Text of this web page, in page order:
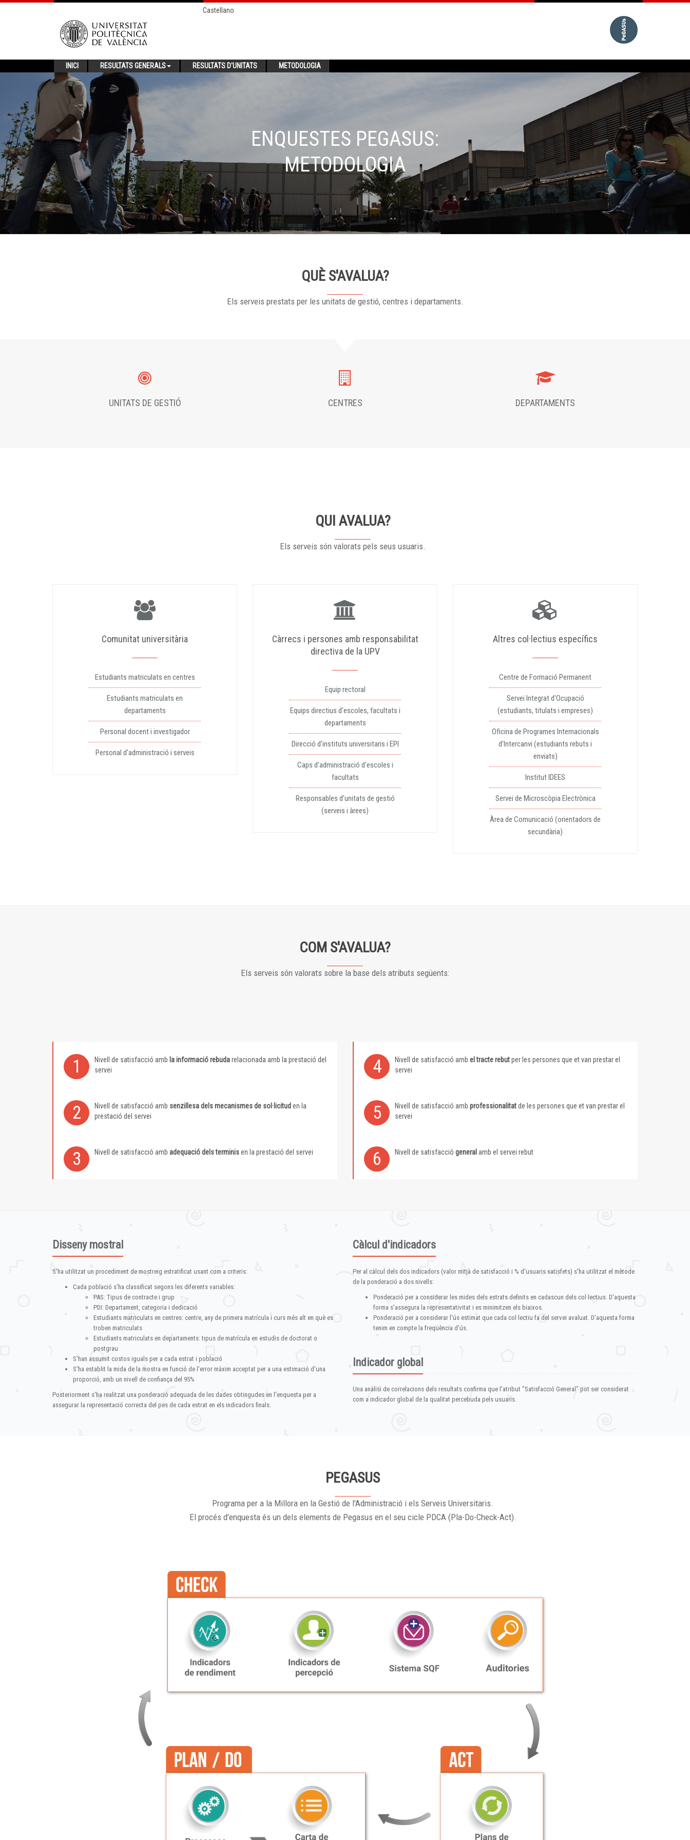
Castellano
INICI RESULTATS GENERALS RESULTATS D'UNITATS METODOLOGIA
ENQUESTES PEGASUS:
METODOLOGIA
QUÈ S'AVALUA?
Els serveis prestats per les unitats de gestió, centres i departaments.
UNITATS DE GESTIÓ CENTRES DEPARTAMENTS
QUI AVALUA?
Els serveis són valorats pels seus usuaris.
Comunitat universitària
Estudiants matriculats en centres
Estudiants matriculats en
departaments
Personal docent i investigador
Personal d'administració i serveis
Càrrecs i persones amb responsabilitat
directiva de la UPV
Equip rectoral
Equips directius d'escoles, facultats i
departaments
Direcció d'instituts universitaris i EPI
Caps d'administració d'escoles i
facultats
Responsables d'unitats de gestió
(serveis i àrees)
Altres col·lectius específics
Centre de Formació Permanent
Servei Integrat d'Ocupació
(estudiants, titulats i empreses)
Oficina de Programes Internacionals
d'Intercanvi (estudiants rebuts i
enviats)
Institut IDEES
Servei de Microscòpia Electrònica
Àrea de Comunicació (orientadors de
secundària)
COM S'AVALUA?
Els serveis són valorats sobre la base dels atributs següents:
1 Nivell de satisfacció amb la informació rebudarelacionada amb la prestació del
servei
4 Nivell de satisfacció amb el tracte rebutper les persones que et van prestar el
servei
2 Nivell de satisfacció amb senzillesa dels mecanismes de sol·licitud en la
prestació del servei
5 Nivell de satisfacció amb professionalitatde les persones que et van prestar el
servei
3 Nivell de satisfacció amb adequació dels terminisen la prestació del servei 6 Nivell de satisfacció general amb el servei rebut
Disseny mostral
S'ha utilitzat un procediment de mostreig estratificat usant com a criteris:
Cada població s'ha classificat segons les diferents variables:
PAS: Tipus de contracte i grup
PDI: Departament, categoria i dedicació
Estudiants matriculats en centres: centre, any de primera matrícula i curs més alt en què es
troben matriculats
Estudiants matriculats en departaments: tipus de matrícula en estudis de doctorat o
postgrau
S'han assumit costos iguals per a cada estrat i població
S'ha establit la mida de la mostra en funció de l'error màxim acceptat per a una estimació d'una
proporció, amb un nivell de confiança del 95%
Posteriorment s'ha realitzat una ponderació adequada de les dades obtingudes en l'enquesta per a
assegurar la representació correcta del pes de cada estrat en els indicadors finals.
Càlcul d'indicadors
Per al càlcul dels dos indicadors (valor mitjà de satisfacció i % d'usuaris satisfets) s'ha utilitzat el mètode
de la ponderació a dos nivells:
Ponderació per a considerar les mides dels estrats definits en cadascun dels col·lectius. D'aquesta
forma s'assegura la representativitat i es minimitzen els biaixos.
Ponderació per a considerar l'ús estimat que cada col·lectiu fa del servei avaluat. D'aquesta forma
tenim en compte la freqüència d'ús.
Indicador global
Una anàlisi de correlacions dels resultats confirma que l'atribut "Satisfacció General" pot ser considerat
com a indicador global de la qualitat percebuda pels usuaris.
PEGASUS
Programa per a la Millora en la Gestió de l'Administració i els Serveis Universitaris.
El procés d'enquesta és un dels elements de Pegasus en el seu cicle PDCA (Pla-Do-Check-Act).